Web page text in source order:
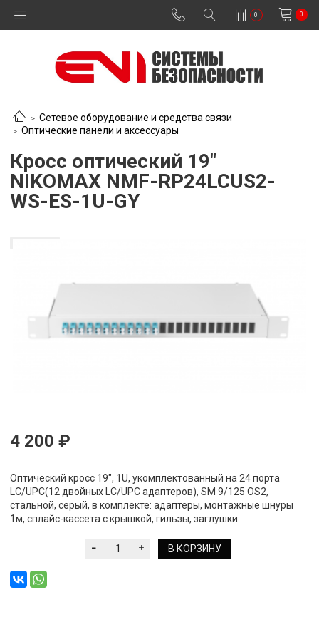
0 0
Сетевое оборудование и средства связи
Оптические панели и аксессуары
Кросс оптический 19"
NIKOMAX NMF-RP24LCUS2-
WS-ES-1U-GY
4 200 ₽
Оптический кросс 19", 1U, укомплектованный на 24 порта
LC/UPC(12 двойных LC/UPC адаптеров), SM 9/125 OS2,
стальной, серый, в комплекте: адаптеры, монтажные шнуры
1м, сплайс-кассета с крышкой, гильзы, заглушки
В КОРЗИНУ